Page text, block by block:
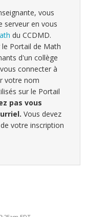
vous
serveur en vous
du CCDMD.
Portail de Math
d'un collège
connecter à
votre nom
sur le Portail
pas vous
Vous devez
votre inscription